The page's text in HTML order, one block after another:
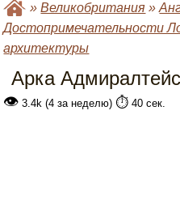
»Великобритания »
Достопримечательности
архитектуры
Арка
👁 3.4k (4 за неделю) ⏱️ 40 сек.